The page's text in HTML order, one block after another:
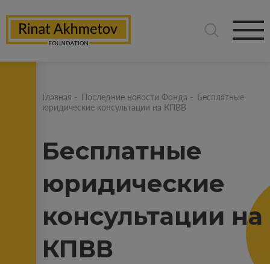
Главная - Последние новости Фонда - Бесплатные
юридические консультации на КПВВ
Бесплатные
юридические
консультации на
КПВВ